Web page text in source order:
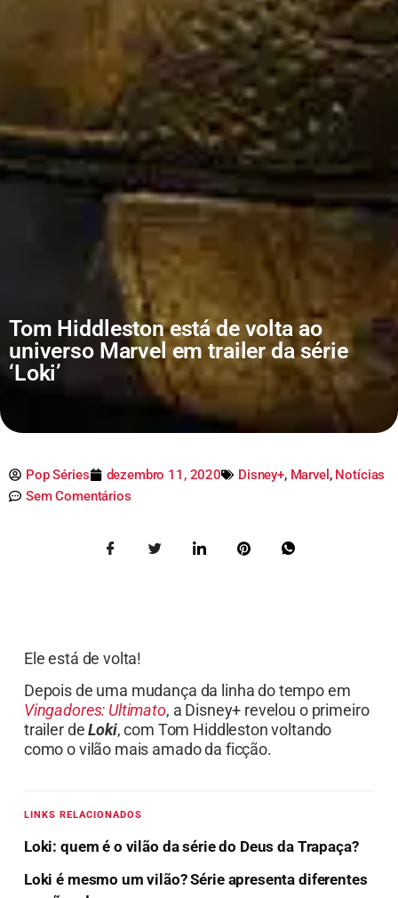
Tom Hiddleston está de volta ao
universo Marvel em trailer da série
‘Loki’
Pop Séries dezembro 11, 2020 Disney+, Marvel , Notícias
Sem Comentários
Ele está de volta!
Depois de uma mudança da linha do tempo em
Vingadores: Ultimato, a Disney+ revelou o primeiro
trailer deLoki, com Tom Hiddleston voltando
como o vilão mais amado da ficção.
LINKS RELACIONADOS
Loki: quem é o vilão da série do Deus da Trapaça?
Loki é mesmo um vilão? Série apresenta diferentes